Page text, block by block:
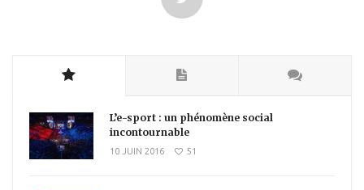
L’e-sport : un phénomène social
incontournable
10 JUIN 2016 51